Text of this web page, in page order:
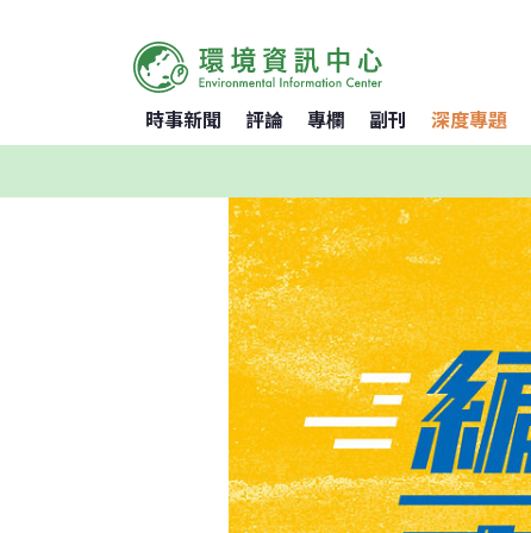
時事新聞 評論 專欄 副刊 深度專題